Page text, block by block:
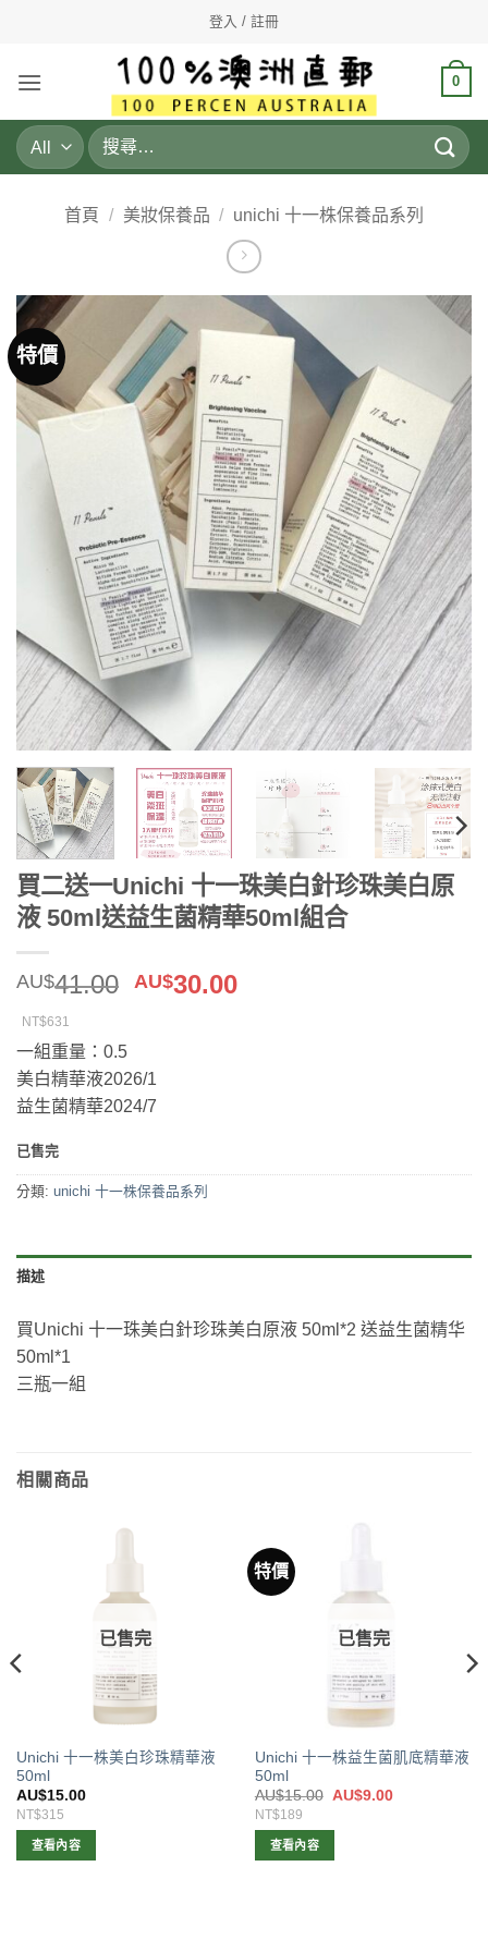
登入 / 註冊
0
搜
尋
鍵
首頁 / 美妝保養品 / unichi 十一株保養品系列
特價
買二送一Unichi 十一珠美白針珍珠美白原
液 50ml送益生菌精華50ml組合
AU$41.00 原
AU$41.00。
AU$30.00目
NT$631
一組重量：0.5
美白精華液2026/1
益生菌精華2024/7
已售完
分類: unichi 十一株保養品系列
描述
買Unichi 十一珠美白針珍珠美白原液 50ml*2 送益生菌精华
50ml*1
三瓶一組
相關商品
已售完
Unichi 十一株美白珍珠精華液
50ml
AU$15.00
NT$315
查看內容
特價
已售完
Unichi 十一株益生菌肌底精華液
50ml
AU$15.00 原
AU$9.00目
NT$189
查看內容